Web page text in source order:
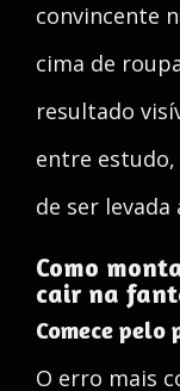
convincente
cima de
resultado
entre
de ser
Como
cair na
Comece pelo
O erro mais